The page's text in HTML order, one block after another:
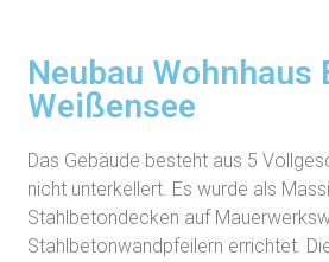
Neubau Wohnhaus
Weißensee
Das Gebäude besteht aus 5
nicht unterkellert. Es wurde als
Stahlbetondecken auf
Stahlbetonwandpfeilern errichtet.